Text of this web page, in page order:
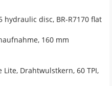
disc, BR-R7170 flat
160 mm
Lite, Drahtwulstkern, 60 TPI,